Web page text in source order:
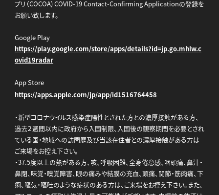
プリ（COCOA) COVID-19 Contact-Confirming Applicationの登録を
お願い致します。
Google Play
https://play.google.com/store/apps/details?id=jp.go.mhlw.c
ovid19radar
App Store
https://apps.apple.com/jp/app/id1516764458
・新型コロナウイルス感染症陽性とされた方との濃厚接触がある方、
過去２週間以内に政府から入国制限、入国後の観察期間を必要とされ
ている国・地域への訪問歴及び当該在住者との濃厚接触がある方は
ご来場をお控え下さい。
・37.5度以上の熱がある方、咳、呼吸困難、全身倦怠感、咽頭痛、⿐汁・
⿐閉、味覚・嗅覚障害、眼の痛みや結膜の充⾎、頭痛、関節・筋⾁痛、下
痢、嘔気・嘔吐のような症状のある方は、ご来場をお控え下さい。また、